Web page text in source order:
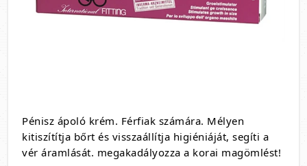
Pénisz ápoló krém. Férfiak számára. Mélyen
kitiszítítja bőrt és visszaállítja higiéniáját, segíti a
vér áramlását. megakadályozza a korai magömlést!